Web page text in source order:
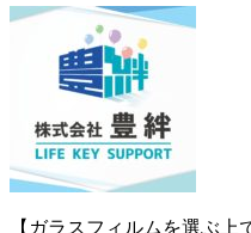
【ガラスフィルムを選ぶ上